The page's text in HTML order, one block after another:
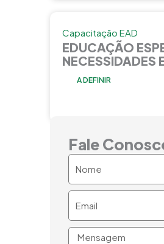
Capacitação EAD
EDUCAÇÃO
NECESSIDADES
A DEFINIR
Fale
Mensagem